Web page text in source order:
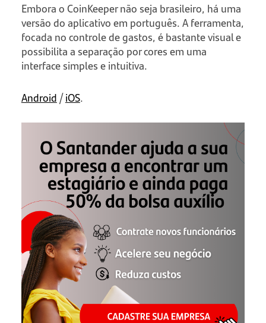
Embora o CoinKeeper não seja brasileiro, há uma
versão do aplicativo em português. A ferramenta,
focada no controle de gastos, é bastante visual e
possibilita a separação por cores em uma
interface simples e intuitiva.
Android /iOS.